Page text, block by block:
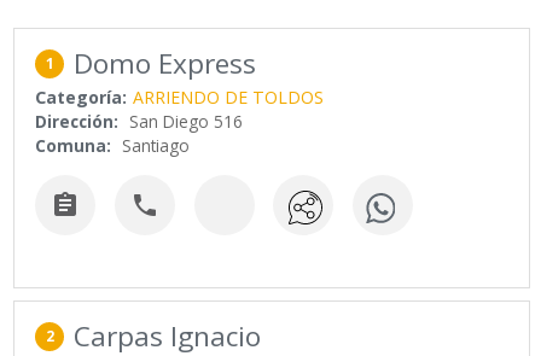
1 Domo Express
Categoría: ARRIENDO DE TOLDOS
Dirección: San Diego 516
Comuna: Santiago
 
2 Carpas Ignacio